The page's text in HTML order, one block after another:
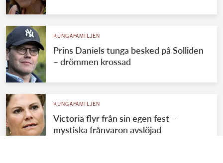
KUNGAFAMILJEN
Prins Daniels tunga besked på Solliden
– drömmen krossad
KUNGAFAMILJEN
Victoria flyr från sin egen fest –
mystiska frånvaron avslöjad